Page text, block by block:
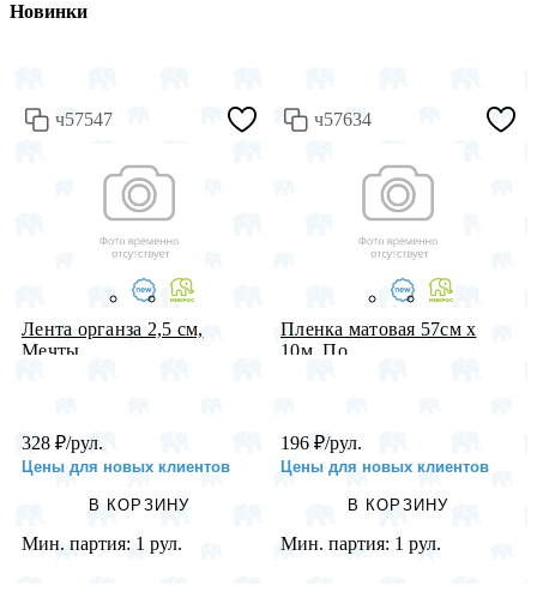
Новинки
ч57547
Лента органза 2,5 см,
Мечты, ...
328 ₽/рул.
Цены для новых клиентов
В КОРЗИНУ
Мин. партия: 1 рул.
ч57634
Пленка матовая 57см х
10м, По...
196 ₽/рул.
Цены для новых клиентов
В КОРЗИНУ
Мин. партия: 1 рул.